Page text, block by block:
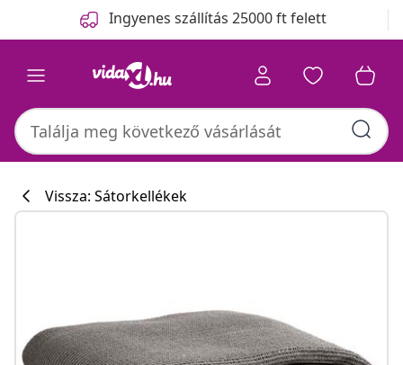
Ingyenes szállítás 25000 ft felett
Vissza: Sátorkellékek